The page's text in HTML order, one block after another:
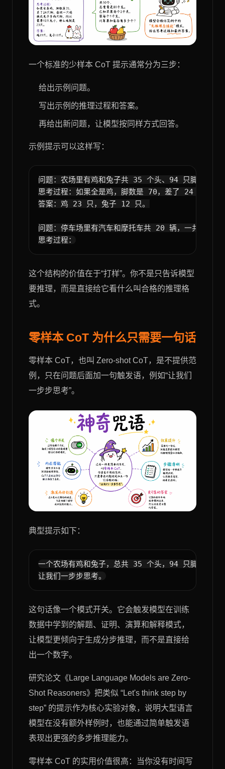
一个标准的少样本 CoT 提示通常分为三步：
给出示例问题。
写出示例的推理过程和答案。
再给出新问题，让模型按同样方式回答。
示例提示可以这样写：
问题：农场里有鸡和兔子共 35 个头、94 只脚，问鸡
思考过程：如果全是鸡，脚数是 70，差了 24 只脚
答案：鸡 23 只，兔子 12 只。
问题：停车场里有汽车和摩托车共 20 辆，一共有 64
这个结构的价值在于“打样”。你不是只告诉模型
要推理，而是直接给它看什么叫合格的推理格
式。
零样本 CoT 为什么只需要一句话
零样本 CoT，也叫 Zero-shot CoT，是不提供范
例，只在问题后面加一句触发语，例如“让我们
一步步思考”。
典型提示如下：
一个农场有鸡和兔子，总共 35 个头，94 只脚。鸡和
这句话像一个模式开关。它会触发模型在训练
数据中学到的解题、证明、演算和解释模式，
让模型更倾向于生成分步推理，而不是直接给
出一个数字。
研究论文《Large Language Models are Zero-
Shot Reasoners》把类似 “Let's think step by
step” 的提示作为核心实验对象，说明大型语言
模型在没有额外样例时，也能通过简单触发语
表现出更强的多步推理能力。
零样本 CoT 的实用价值很高：当你没有时间写